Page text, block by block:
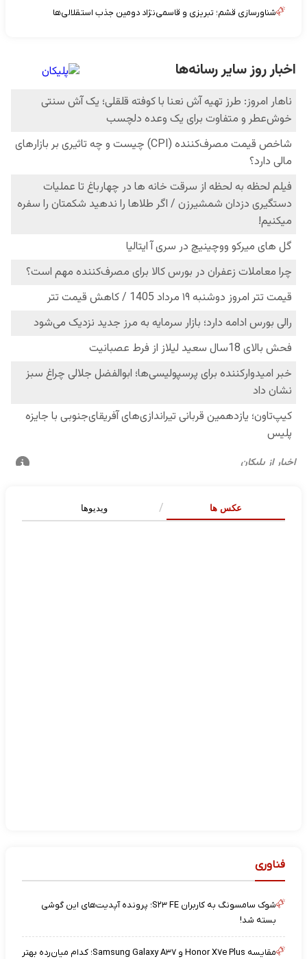
شناورسازی قشم؛ تبریزی و قاسمی‌نژاد دومین جذب استقلالی‌ها
عکس ها ویدیوها
فناوری
شوک سامسونگ به کاربران S۲۳ FE؛ پرونده آپدیت‌های این گوشی
بسته شد!
مقایسه Honor X۷e Plus و Samsung Galaxy A۳۷؛ کدام میان‌رده بهتر